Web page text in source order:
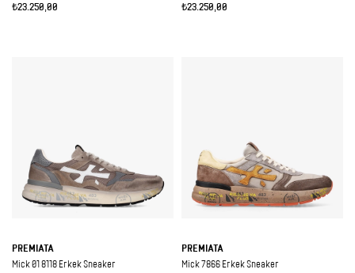
₺23.250,00 ₺23.250,00
PREMIATA
Mick 01 8118 Erkek Sneaker
PREMIATA
Mick 7866 Erkek Sneaker